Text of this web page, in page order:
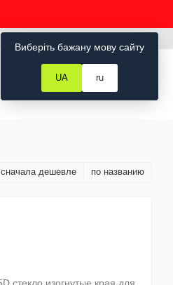
Мой заказ
сначала дешевле по названию
Виберіть бажану мову сайту
UA ru